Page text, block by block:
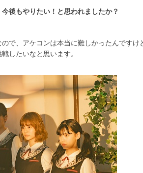
後もやりたい！と思われましたか？
で、アケコンは本当に難しかったんです
したいなと思います。